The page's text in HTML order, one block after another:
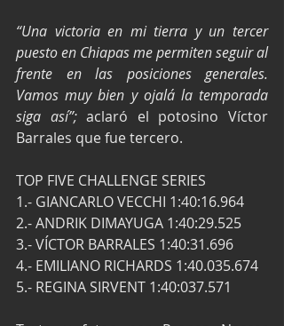
“Una victoria en mi tierra y un tercer
puesto en Chiapas me permiten seguir al
frente en las posiciones generales.
Vamos muy bien y ojalá la temporada
siga así”; aclaró el potosino Víctor
Barrales que fue tercero.
TOP FIVE CHALLENGE SERIES
1.- GIANCARLO VECCHI 1:40:16.964
2.- ANDRIK DIMAYUGA 1:40:29.525
3.- VÍCTOR BARRALES 1:40:31.696
4.- EMILIANO RICHARDS 1:40.035.674
5.- REGINA SIRVENT 1:40:037.571